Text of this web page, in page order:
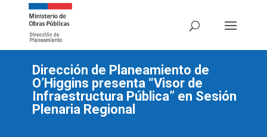
Dirección de Planeamiento de
O’Higgins presenta “Visor de
Infraestructura Pública” en Sesión
Plenaria Regional